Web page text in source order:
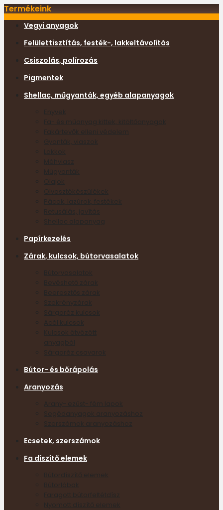
Termékeink
Vegyi anyagok
Felülettisztítás, festék-, lakkeltávolítás
Csiszolás, polírozás
Pigmentek
Shellac, műgyanták, egyéb alapanyagok
Enyvek
Fa- és műanyag kittek, kitöltőanyagok
Fakártevők elleni védelem
Gyanták, viaszok
Lakkok
Méhviasz
Műgyanták
Olajok
Olvasztókészülékek
Pácok, lazúrok, festékek
Retusálás, javítás
Papírkezelés
Zárak, kulcsok, bútorvasalatok
Bútorvasalatok
Bevéshető zárak
Beeresztős zárak
Szekrényzárak
Sárgaréz kulcsok
Acél kulcsok
Kulcsok ötvözött
Sárgaréz csavarok
Bútor- és bőrápolás
Aranyozás
Arany- ezüst- fém lapok
Segédanyagok aranyozáshoz
Szerszámok aranyozáshoz
Ecsetek, szerszámok
Fa díszítő elemek
Bútordíszítő elemek
Bútorlábak
Faragott bútorfeltétdísz
Nyomott díszítő elemek